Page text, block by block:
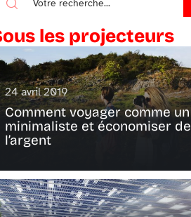
les projecteurs
24 avril 2019
Comment voyager comme un
minimaliste et économiser de
l’argent